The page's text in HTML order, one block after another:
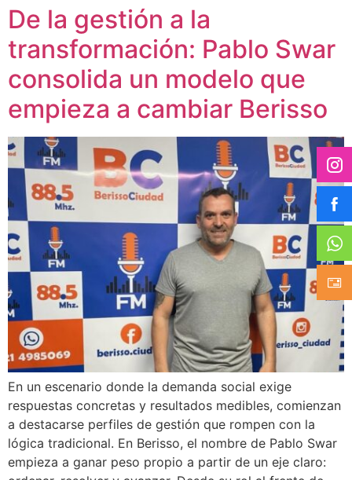
De la gestión a la
transformación: Pablo Swar
consolida un modelo que
empieza a cambiar Berisso
En un escenario donde la demanda social exige
respuestas concretas y resultados medibles, comienzan
a destacarse perfiles de gestión que rompen con la
lógica tradicional. En Berisso, el nombre de Pablo Swar
empieza a ganar peso propio a partir de un eje claro: